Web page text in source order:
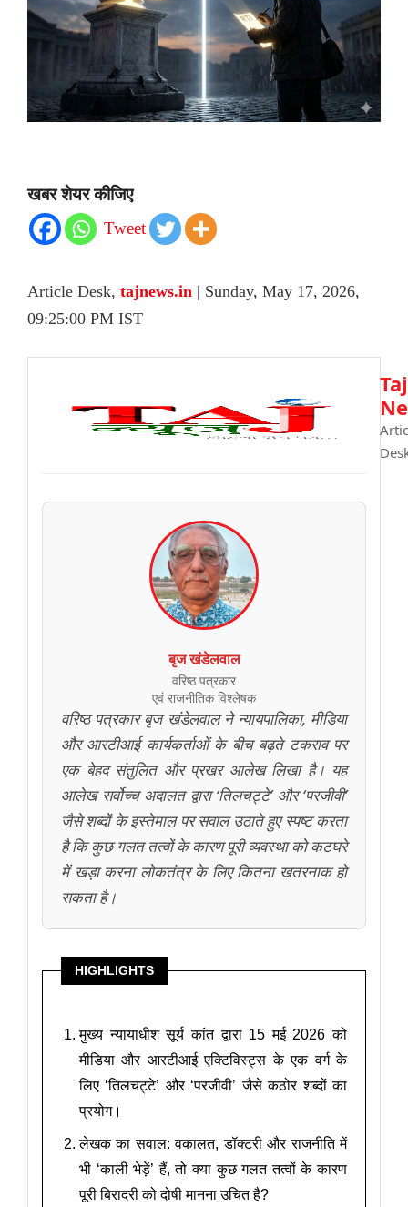
खबर शेयर कीजिए
Tweet
Article Desk, tajnews.in | Sunday, May 17, 2026,
09:25:00 PM IST
Taj
बृज खंडेलवाल
वरिष्ठ पत्रकार
एवं राजनीतिक विश्लेषक
वरिष्ठ पत्रकार बृज खंडेलवाल ने न्यायपालिका, मीडिया
और आरटीआई कार्यकर्ताओं के बीच बढ़ते टकराव पर
एक बेहद संतुलित और प्रखर आलेख लिखा है। यह
आलेख सर्वोच्च अदालत द्वारा ‘तिलचट्टे’ और ‘परजीवी’
जैसे शब्दों के इस्तेमाल पर सवाल उठाते हुए स्पष्ट करता
है कि कुछ गलत तत्वों के कारण पूरी व्यवस्था को कटघरे
में खड़ा करना लोकतंत्र के लिए कितना खतरनाक हो
सकता है।
HIGHLIGHTS
मुख्य न्यायाधीश सूर्य कांत द्वारा 15 मई 2026 को
मीडिया और आरटीआई एक्टिविस्ट्स के एक वर्ग के
लिए ‘तिलचट्टे’ और ‘परजीवी’ जैसे कठोर शब्दों का
प्रयोग।
लेखक का सवाल: वकालत, डॉक्टरी और राजनीति में
भी ‘काली भेड़ें’ हैं, तो क्या कुछ गलत तत्वों के कारण
पूरी बिरादरी को दोषी मानना उचित है?